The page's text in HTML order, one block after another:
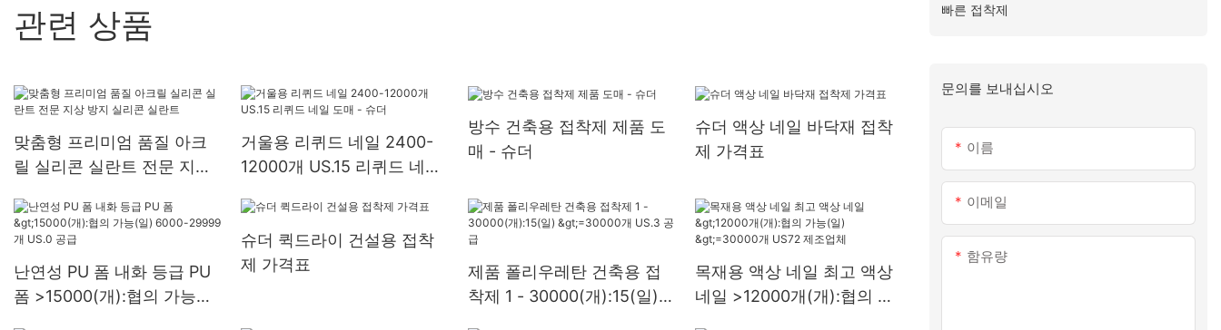
관련 상품
맞춤형 프리미엄 품질 아크
릴 실리콘 실란트 전문 지상
거울용 리퀴드 네일 2400-
12000개 US.15 리퀴드 네일
방수 건축용 접착제 제품 도
매 - 슈더
슈더 액상 네일 바닥재 접착
제 가격표
난연성 PU 폼 내화 등급 PU
폼 >15000(개):협의 가능
슈더 퀵드라이 건설용 접착
제 가격표
제품 폴리우레탄 건축용 접
착제 1 - 30000(개):15(일)
목재용 액상 네일 최고 액상
네일 >12000개(개):협의 가
빠른 접착제
문의를 보내십시오
이름
이메일
함유량